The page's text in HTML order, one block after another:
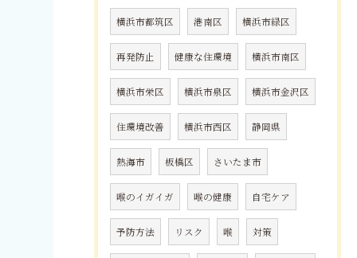
横浜市都筑区 港南区 横浜市緑区
再発防止 健康な住環境 横浜市南区
横浜市栄区 横浜市泉区 横浜市金沢区
住環境改善 横浜市西区 静岡県
熱海市 板橋区 さいたま市
喉のイガイガ 喉の健康 自宅ケア
予防方法 リスク 喉 対策